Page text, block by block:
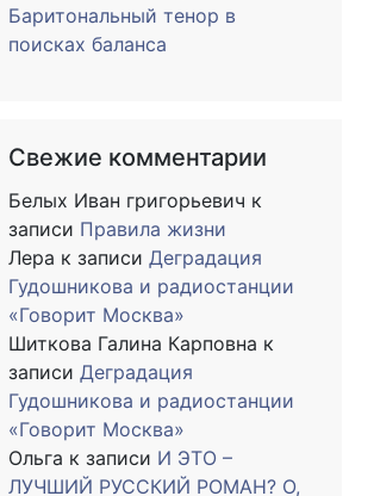
Баритональный тенор в
поисках баланса
Свежие комментарии
Белых Иван григорьевич к
записи Правила жизни
Лера к записи Деградация
Гудошникова и радиостанции
«Говорит Москва»
Шиткова Галина Карповна к
записи Деградация
Гудошникова и радиостанции
«Говорит Москва»
Ольга к записи И ЭТО –
ЛУЧШИЙ РУССКИЙ РОМАН? О,